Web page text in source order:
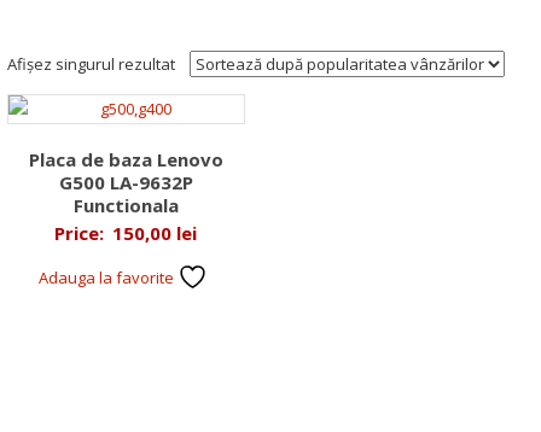
Macbook-
uri
Afișez singurul rezultat
Placa de baza Lenovo
G500 LA-9632P
Functionala
Price: 150,00 lei
Adauga la favorite